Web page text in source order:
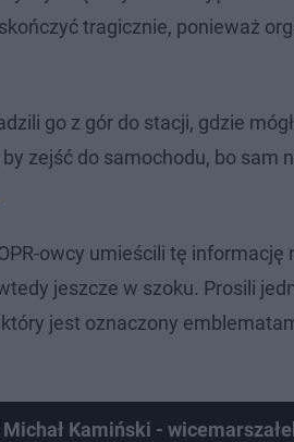
tragicznie, ponieważ
go z gór do stacji, gdzie
zejść do samochodu, bo sam
owcy umieścili tę informację
jeszcze w szoku. Prosili
jest oznaczony
Kamiński -